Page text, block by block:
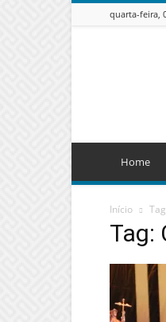
quarta-feira,
Home
Início
Tag: